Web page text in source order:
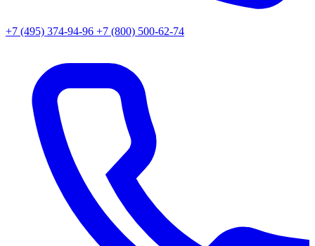
+7 (495) 374-94-96 +7 (800) 500-62-74